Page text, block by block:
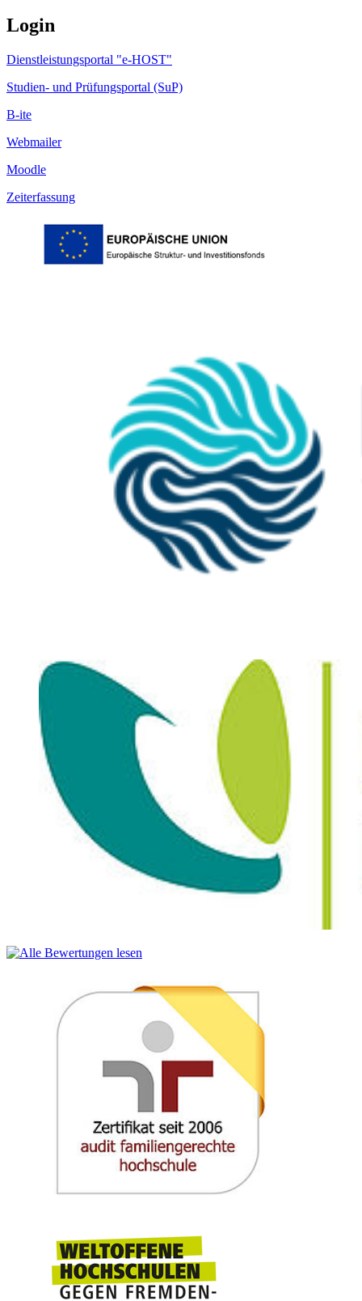
Login
Dienstleistungsportal "e-HOST"
Studien- und Prüfungsportal (SuP)
B-ite
Webmailer
Moodle
Zeiterfassung